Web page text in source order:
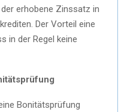
erhobene Zinssatz in
Der Vorteil eine
in der Regel keine
Bonitätsprüfung